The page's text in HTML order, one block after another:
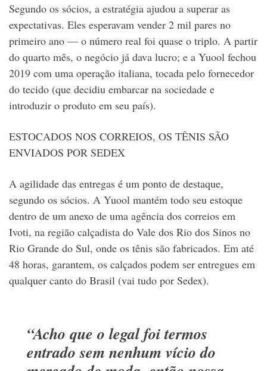
Segundo os sócios, a estratégia ajudou a superar as
expectativas. Eles esperavam vender 2 mil pares no
primeiro ano — o número real foi quase o triplo. A partir
do quarto mês, o negócio já dava lucro; e a Yuool fechou
2019 com uma operação italiana, tocada pelo fornecedor
do tecido (que decidiu embarcar na sociedade e
introduzir o produto em seu país).
ESTOCADOS NOS CORREIOS, OS TÊNIS SÃO
ENVIADOS POR SEDEX
A agilidade das entregas é um ponto de destaque,
segundo os sócios. A Yuool mantém todo seu estoque
dentro de um anexo de uma agência dos correios em
Ivoti, na região calçadista do Vale dos Rio dos Sinos no
Rio Grande do Sul, onde os tênis são fabricados. Em até
48 horas, garantem, os calçados podem ser entregues em
qualquer canto do Brasil (vai tudo por Sedex).
“Acho que o legal foi termos
entrado sem nenhum vício do